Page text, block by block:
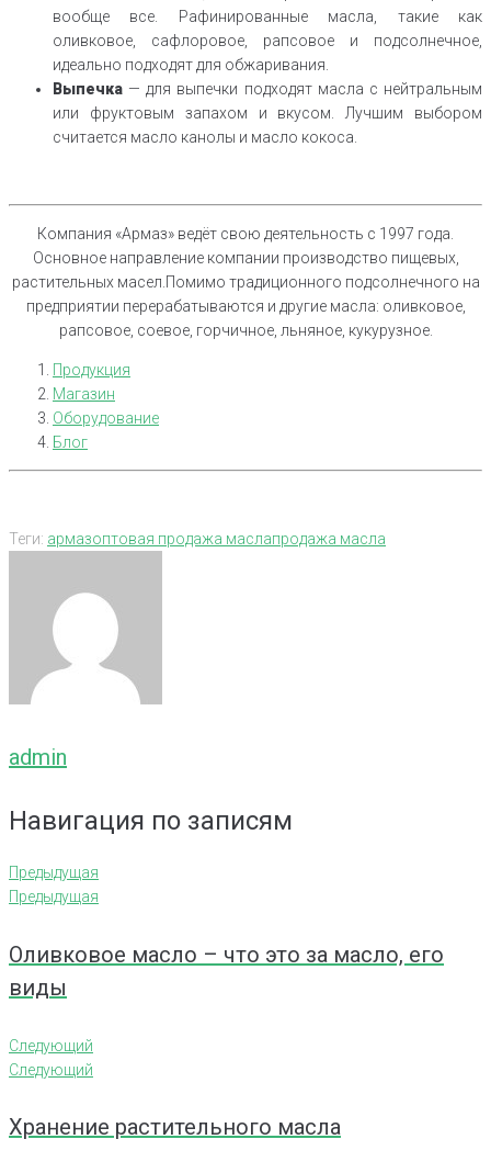
вообще все. Рафинированные масла, такие как
оливковое, сафлоровое, рапсовое и подсолнечное,
идеально подходят для обжаривания.
Выпечка — для выпечки подходят масла с нейтральным
или фруктовым запахом и вкусом. Лучшим выбором
считается масло канолы и масло кокоса.
Компания «Армаз» ведёт свою деятельность с 1997 года.
Основное направление компании производство пищевых,
растительных масел.Помимо традиционного подсолнечного на
предприятии перерабатываются и другие масла: оливковое,
рапсовое, соевое, горчичное, льняное, кукурузное.
Продукция
Магазин
Оборудование
Блог
Теги: армазоптовая продажа маслапродажа масла
admin
Навигация по записям
Предыдущая
Предыдущая
Оливковое масло – что это за масло, его
виды
Следующий
Следующий
Хранение растительного масла